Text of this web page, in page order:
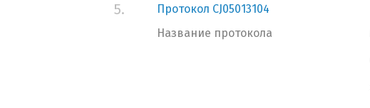
5.
Протокол CJ05013104
Название протокола